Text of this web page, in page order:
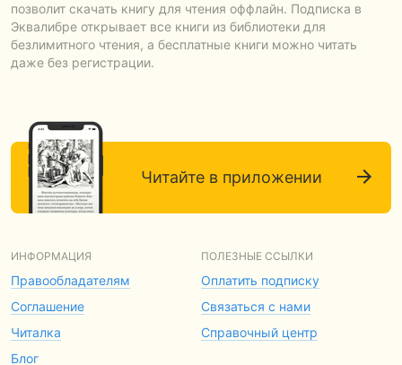
позволит скачать книгу для чтения оффлайн. Подписка в
Эквалибре открывает все книги из библиотеки для
безлимитного чтения, а бесплатные книги можно читать
даже без регистрации.
Читайте в приложении
ИНФОРМАЦИЯ
Правообладателям
Соглашение
Читалка
Блог
ПОЛЕЗНЫЕ ССЫЛКИ
Оплатить подписку
Связаться с нами
Справочный центр